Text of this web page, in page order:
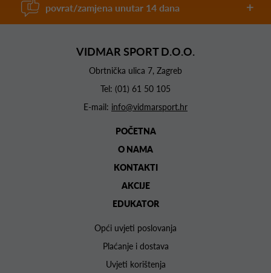
povrat/zamjena unutar 14 dana
VIDMAR SPORT D.O.O.
Obrtnička ulica 7, Zagreb
Tel: (01) 61 50 105
E-mail: info@vidmarsport.hr
POČETNA
O NAMA
KONTAKTI
AKCIJE
EDUKATOR
Opći uvjeti poslovanja
Plaćanje i dostava
Uvjeti korištenja